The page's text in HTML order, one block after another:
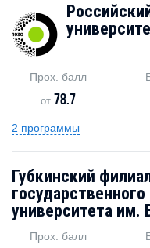
Прох. балл
от 78.7
2 программы
Губкинский
университета им.
Прох. балл